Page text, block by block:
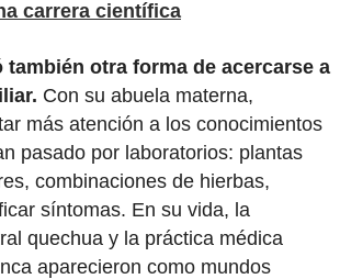
carrera científica
también otra forma de acercarse a
Con su abuela materna,
más atención a los conocimientos
pasado por laboratorios: plantas
combinaciones de hierbas,
síntomas. En su vida, la
quechua y la práctica médica
aparecieron como mundos